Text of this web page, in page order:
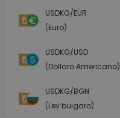
USDKG/EUR
(Euro)
USDKG/USD
(Dollaro Americano)
USDKG/BGN
(Lev bulgaro)